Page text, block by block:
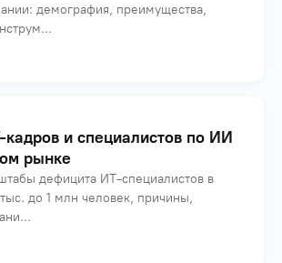
демография, преимущества,
и специалистов по ИИ
рынке
дефицита ИТ-специалистов в
до 1 млн человек, причины,